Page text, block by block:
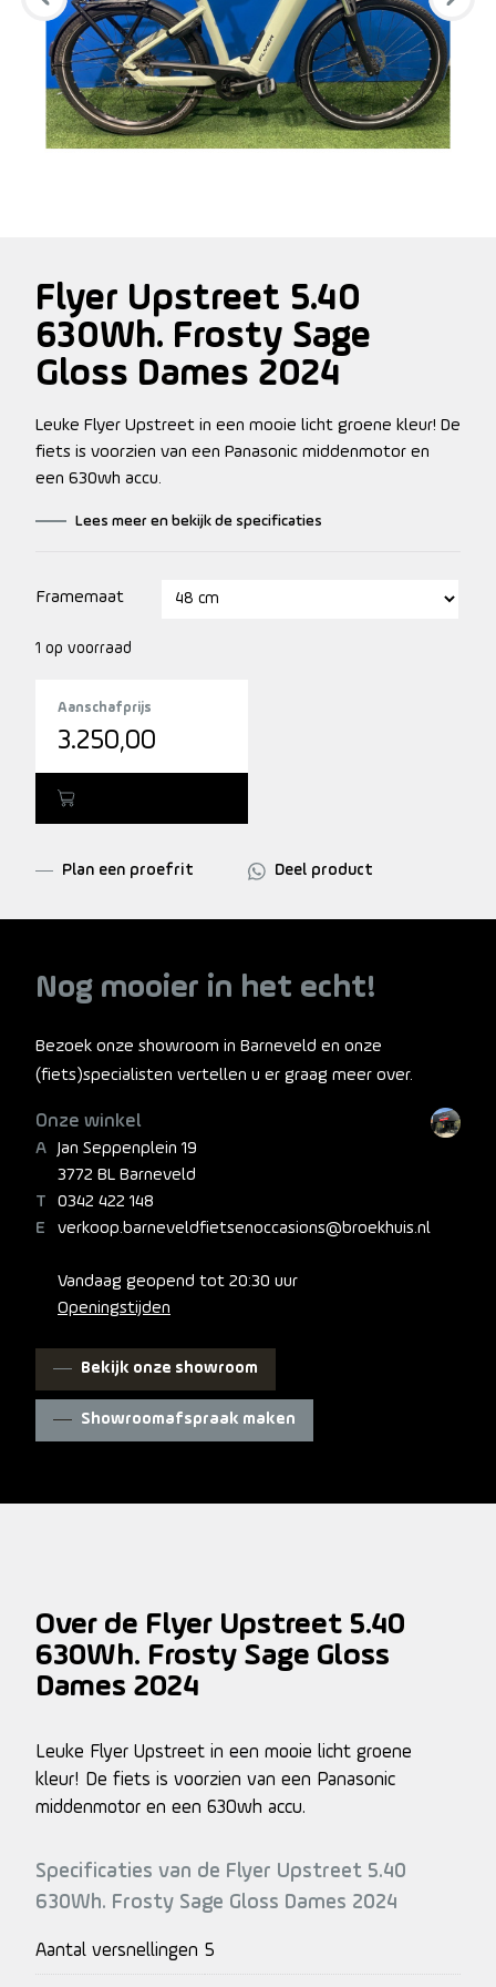
Flyer Upstreet 5.40
630Wh. Frosty Sage
Gloss Dames 2024
Leuke Flyer Upstreet in een mooie licht groene kleur! De
fiets is voorzien van een Panasonic middenmotor en
een 630wh accu.
Lees meer en bekijk de specificaties
Framemaat
1 op voorraad
Aanschafprijs
3.250,00
Plan een proefrit Deel product
Nog mooier in het echt!
Bezoek onze showroom in Barneveld en onze
(fiets)specialisten vertellen u er graag meer over.
Onze winkel
Jan Seppenplein 19
3772 BL Barneveld
0342 422 148
verkoop.barneveldfietsenoccasions@broekhuis.nl
Vandaag geopend tot 20:30 uur
Openingstijden
Bekijk onze showroom
Showroomafspraak maken
Over de Flyer Upstreet 5.40
630Wh. Frosty Sage Gloss
Dames 2024
Leuke Flyer Upstreet in een mooie licht groene
kleur! De fiets is voorzien van een Panasonic
middenmotor en een 630wh accu.
Specificaties van de Flyer Upstreet 5.40
630Wh. Frosty Sage Gloss Dames 2024
Aantal versnellingen 5